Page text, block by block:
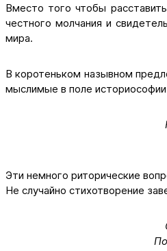
Вместо того чтобы
честного молчания и
мира.
В коротеньком назывном
мыслимые в поле
Эти немного риторические
Не случайно стихотворение